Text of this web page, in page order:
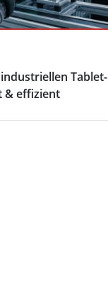
Tablet-
& effizient